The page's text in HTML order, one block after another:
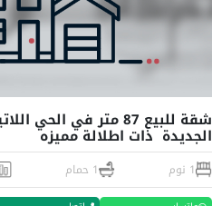
شقة للبيع 87 متر في الحي
الجديدة ذات اطلالة مميزه
1 نوم 1 حمام